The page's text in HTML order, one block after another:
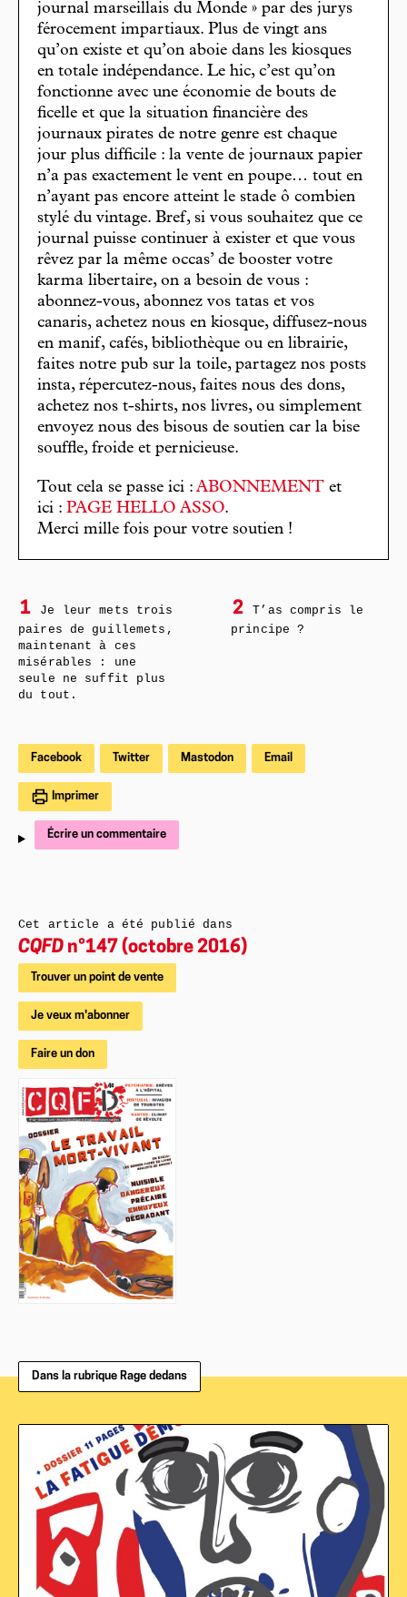
journal marseillais du Monde » par des jurys
férocement impartiaux. Plus de vingt ans
qu’on existe et qu’on aboie dans les kiosques
en totale indépendance. Le hic, c’est qu’on
fonctionne avec une économie de bouts de
ficelle et que la situation financière des
journaux pirates de notre genre est chaque
jour plus difficile : la vente de journaux papier
n’a pas exactement le vent en poupe… tout en
n’ayant pas encore atteint le stade ô combien
stylé du vintage. Bref, si vous souhaitez que ce
journal puisse continuer à exister et que vous
rêvez par la même occas’ de booster votre
karma libertaire, on a besoin de vous :
abonnez-vous, abonnez vos tatas et vos
canaris, achetez nous en kiosque, diffusez-nous
en manif, cafés, bibliothèque ou en librairie,
faites notre pub sur la toile, partagez nos posts
insta, répercutez-nous, faites nous des dons,
achetez nos t-shirts, nos livres, ou simplement
envoyez nous des bisous de soutien car la bise
souffle, froide et pernicieuse.
Tout cela se passe ici : ABONNEMENT et
ici : PAGE HELLO ASSO.
Merci mille fois pour votre soutien !
1
Je leur mets trois
paires de guillemets,
maintenant à ces
misérables : une
seule ne suffit plus
du tout.
2
T’as compris le
principe ?
Facebook Twitter Mastodon Email
Imprimer
Écrire un commentaire
Cet article a été publié dans
CQFD n°147 (octobre 2016)
Trouver un point de vente
Je veux m'abonner
Faire un don
Dans la rubrique Rage dedans